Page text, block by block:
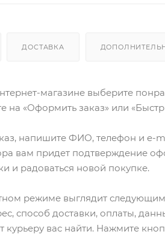
ДОСТАВКА
магазине выберите
на «Оформить заказ» или
напишите ФИО, телефон и e-
вам придет подтверждение
и радоваться новой покупке.
режиме выглядит
способ доставки, оплаты,
вас найти. Нажмите